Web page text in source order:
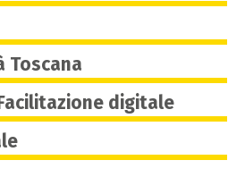
Toscana
digitale